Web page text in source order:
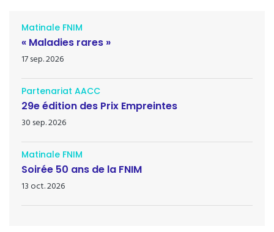
Matinale FNIM
« Maladies rares »
17 sep. 2026
Partenariat AACC
29e édition des Prix Empreintes
30 sep. 2026
Matinale FNIM
Soirée 50 ans de la FNIM
13 oct. 2026